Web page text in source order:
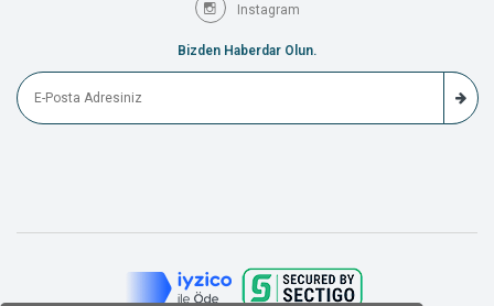
Instagram
Bizden Haberdar Olun.